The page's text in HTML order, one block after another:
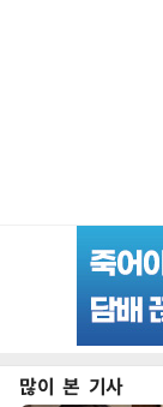
많이 본 기사